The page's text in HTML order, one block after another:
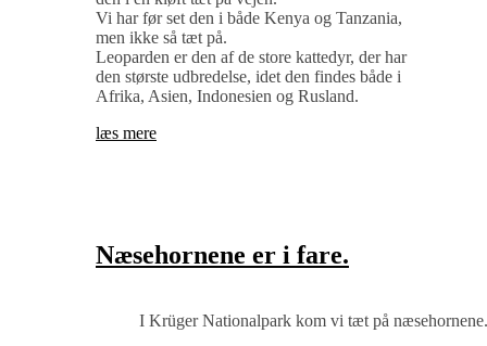
Vi har før set den i både Kenya og Tanzania,
men ikke så tæt på.
Leoparden er den af de store kattedyr, der har
den største udbredelse, idet den findes både i
Afrika, Asien, Indonesien og Rusland.
læs mere
Næsehornene er i fare.
I Krüger Nationalpark kom vi tæt på næsehornene.